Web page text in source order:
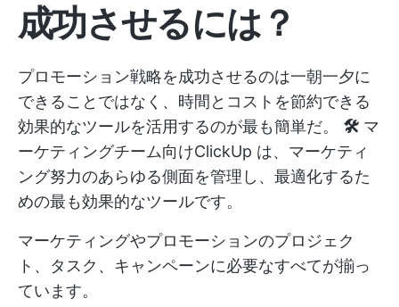
成功させるには？
プロモーション戦略を成功させるのは一朝一夕に
できることではなく、時間とコストを節約できる
効果的なツールを活用するのが最も簡単だ。 🛠️ マ
ーケティングチーム向けClickUp は、マーケティ
ング努力のあらゆる側面を管理し、最適化するた
めの最も効果的なツールです。
マーケティングやプロモーションのプロジェク
ト、タスク、キャンペーンに必要なすべてが揃っ
ています。